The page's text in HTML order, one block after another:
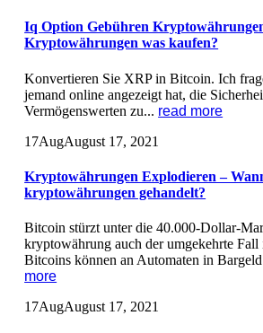
Iq Option Gebühren
Kryptowährungen was kaufen?
Konvertieren Sie XRP in Bitcoin. Ich
jemand online angezeigt hat, die
Vermögenswerten zu... read more
17AugAugust 17, 2021
Kryptowährungen Explodieren –
kryptowährungen gehandelt?
Bitcoin stürzt unter die 40.000-Dollar-
kryptowährung auch der umgekehrte Fall
Bitcoins können an Automaten in Bargeld
more
17AugAugust 17, 2021